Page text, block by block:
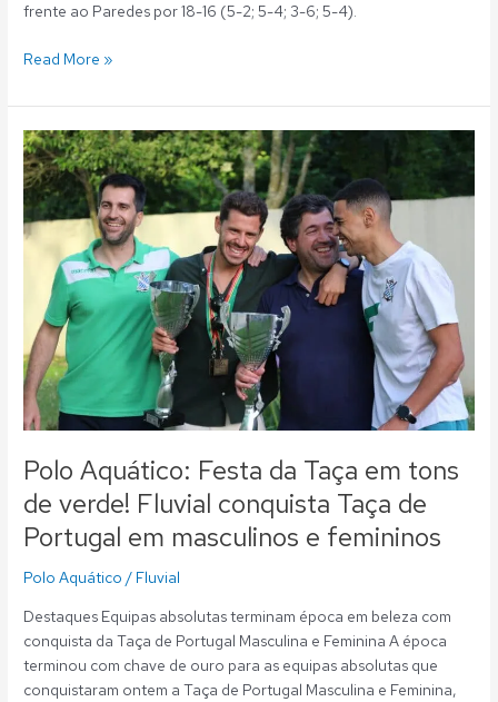
frente ao Paredes por 18-16 (5-2; 5-4; 3-6; 5-4).
Read More »
Polo Aquático: Festa da Taça em tons
de verde! Fluvial conquista Taça de
Portugal em masculinos e femininos
Polo Aquático / Fluvial
Destaques Equipas absolutas terminam época em beleza com
conquista da Taça de Portugal Masculina e Feminina A época
terminou com chave de ouro para as equipas absolutas que
conquistaram ontem a Taça de Portugal Masculina e Feminina,
Polo
Aquático:
Festa
da
Taça
tons
verde!
Fluvial
conquista
Taça
de
Portugal
em
masculinos
e
femininos